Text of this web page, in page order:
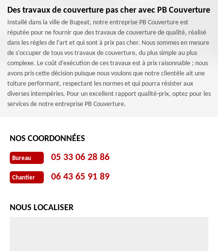
Des travaux de couverture pas cher avec PB Couverture
Installé dans la ville de Bugeat, notre entreprise PB Couverture est
réputée pour ne fournir que des travaux de couverture de qualité, réalisé
dans les règles de l’art et qui sont à prix pas cher. Nous sommes en mesure
de s’occuper de tous vos travaux de couverture, du plus simple au plus
complexe. Le coût d’exécution de ces travaux est à prix raisonnable ; nous
avons pris cette décision puisque nous voulons que notre clientèle ait une
toiture performant, respectant les normes et qui pourra résister aux
diverses intempéries. Pour un excellent rapport qualité-prix, optez pour les
services de notre entreprise PB Couverture.
NOS COORDONNÉES
Bureau 05 33 06 28 86
Chantier 06 43 65 91 89
NOUS LOCALISER